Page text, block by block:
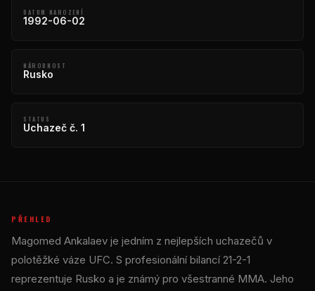
DATUM NAROZENÍ
1992-06-02
NÁRODNOST
Rusko
STATUS
Uchazeč č. 1
PŘEHLED
Magomed Ankalaev je jedním z nejlepších uchazečů v
polotěžké váze UFC. S profesionální bilancí 21-2-1
reprezentuje Rusko a je známý pro všestranné MMA. Jeho